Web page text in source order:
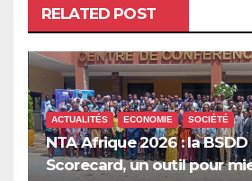
RELATED POST
ACTUALITÉS ECONOMIE SOCIÉTÉ
NTA Afrique 2026 : la
Scorecard, un outil pour